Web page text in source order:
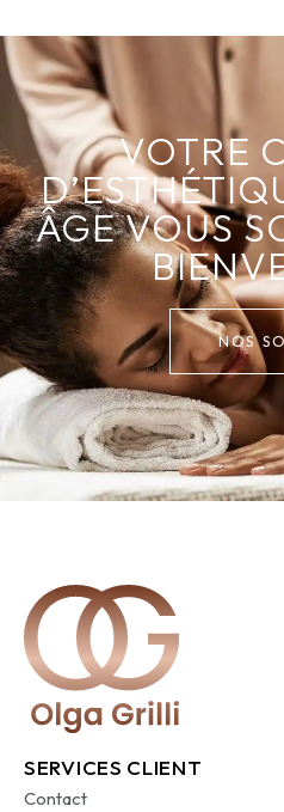
VOTRE
ÂGE VOUS
NOS
SERVICES CLIENT
Contact